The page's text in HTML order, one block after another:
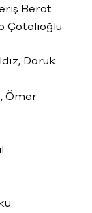
Berat
Çötelioğlu
Doruk
Ömer